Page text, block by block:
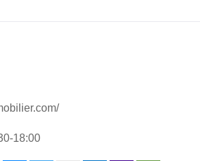
18:00